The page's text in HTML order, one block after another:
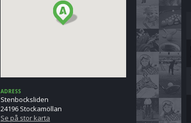
ADRESS
Stenbocksliden
24196 Stockamöllan
Se på stor karta